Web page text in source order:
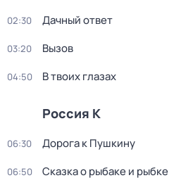
02:30 Дачный ответ
03:20 Вызов
04:50 В твоих глазах
Россия К
06:30 Дорога к Пушкину
06:50 Сказка о рыбаке и рыбке